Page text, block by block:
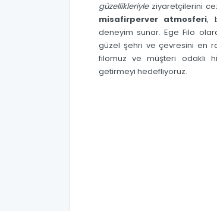
güzellikleriyleziyaretçilerini
misafirperver atmosferi,
deneyim sunar.Ege Filo
güzel şehri ve çevresini en
filomuz ve müşteri odaklı
getirmeyi hedefliyoruz.